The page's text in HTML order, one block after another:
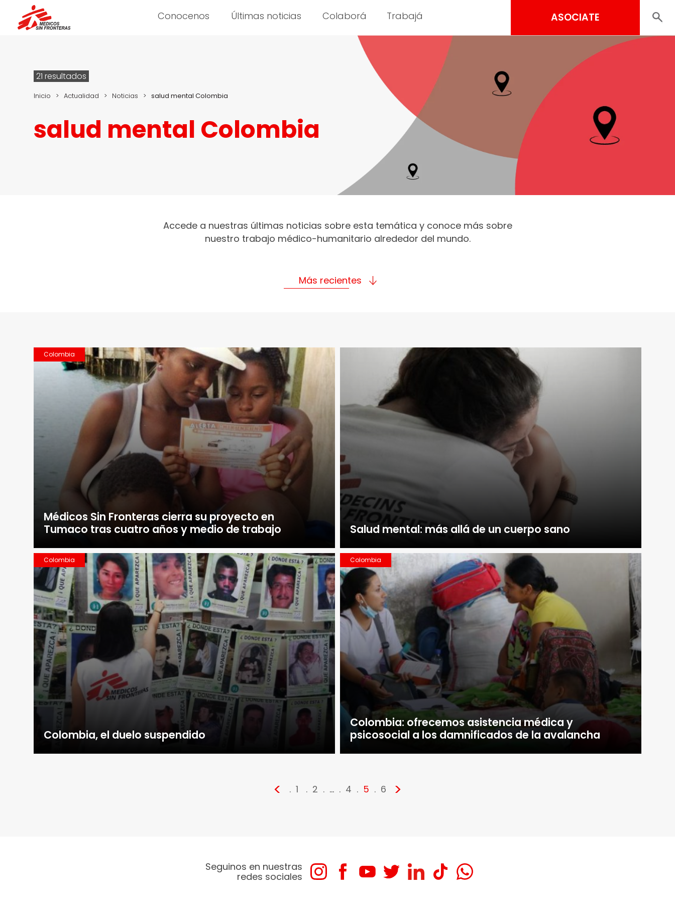
Conocenos Últimas noticias Colaborá Trabajá ASOCIATE
21 resultados
Inicio > Actualidad > Noticias > salud mental Colombia
salud mental Colombia
Accede a nuestras últimas noticias sobre esta temática y conoce más sobre
nuestro trabajo médico-humanitario alrededor del mundo.
Más recientes
Colombia
Médicos Sin Fronteras cierra su proyecto en
Tumaco tras cuatro años y medio de trabajo
Salud mental: más allá de un cuerpo sano
Colombia
Colombia, el duelo suspendido
Colombia
Colombia: ofrecemos asistencia médica y
psicosocial a los damnificados de la avalancha
< 1 2 … 4 5 6 >
Seguinos en nuestras
redes sociales